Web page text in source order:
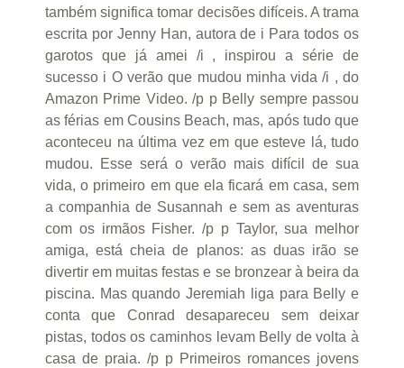
também significa tomar decisões difíceis. A trama
escrita por Jenny Han, autora de i Para todos os
garotos que já amei /i , inspirou a série de
sucesso i O verão que mudou minha vida /i , do
Amazon Prime Video. /p p Belly sempre passou
as férias em Cousins Beach, mas, após tudo que
aconteceu na última vez em que esteve lá, tudo
mudou. Esse será o verão mais difícil de sua
vida, o primeiro em que ela ficará em casa, sem
a companhia de Susannah e sem as aventuras
com os irmãos Fisher. /p p Taylor, sua melhor
amiga, está cheia de planos: as duas irão se
divertir em muitas festas e se bronzear à beira da
piscina. Mas quando Jeremiah liga para Belly e
conta que Conrad desapareceu sem deixar
pistas, todos os caminhos levam Belly de volta à
casa de praia. /p p Primeiros romances jovens